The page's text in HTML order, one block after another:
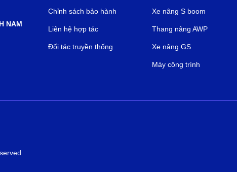
NAM
Chỉnh sách bảo hành
Liên hệ hợp tác
Đối tác truyền thống
Xe nâng S boom
Thang nâng AWP
Xe nâng GS
Máy công trình